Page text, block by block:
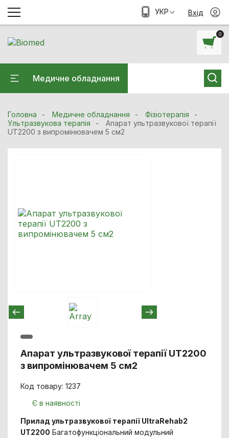
0
Медичне обладнання
УКР Вхід
Головна Медичне обладнання
Фізіотерапія
Ультразвукова терапiя
Апарат ультразвукової терапії
UT2200 з випромінювачем 5 см2
Апарат ультразвукової терапії UT2200
з випромінювачем 5 см2
Код товару: 1237
Є в наявності
Прилад ультразвукової терапії UltraRehab2
UT2200 Багатофункціональний модульний